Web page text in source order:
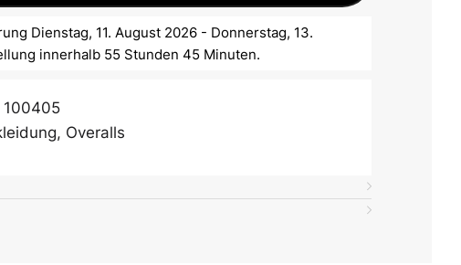
Dienstag, 11. August 2026 - Donnerstag, 13.
innerhalb 55 Stunden 45 Minuten.
100405
, Overalls